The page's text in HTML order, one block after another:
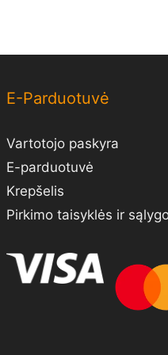
E-Parduotuvė
Vartotojo paskyra
E-parduotuvė
Krepšelis
Pirkimo taisyklės ir